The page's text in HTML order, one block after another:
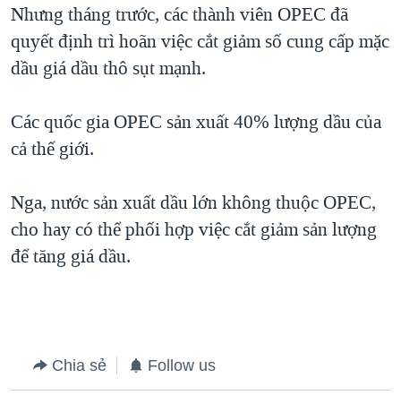
CÁC GIÁ TRỊ CỘNG HÒA Ở VIỆT NAM
THƯỢNG ĐỈNH TRUMP-KIM TẠI VIỆT NAM
TRỊNH VĨNH BÌNH VS. CHÍNH PHỦ VIỆT NAM
NGƯ DÂN VIỆT VÀ LÀN SÓNG TRỘM HẢI SÂM
BÊN KIA QUỐC LỘ: TIẾNG VỌNG TỪ NÔNG THÔN MỸ
Nhưng tháng trước, các thành viên OPEC đã
quyết định trì hoãn việc cắt giảm số cung cấp mặc
dầu giá dầu thô sụt mạnh.
Các quốc gia OPEC sản xuất 40% lượng dầu của
cả thế giới.
Nga, nước sản xuất dầu lớn không thuộc OPEC,
cho hay có thể phối hợp việc cắt giảm sản lượng
để tăng giá dầu.
Chia sẻ Follow us